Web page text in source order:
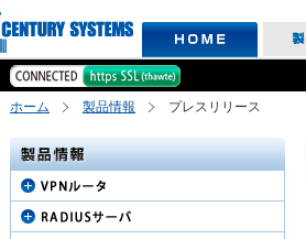
ホーム 製品情報 プレスリリース